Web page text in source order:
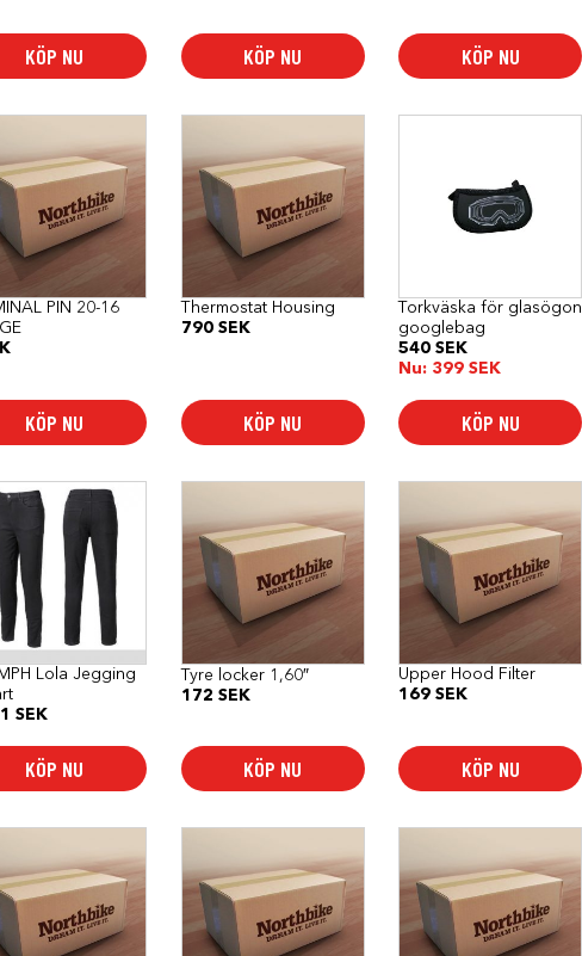
KÖP NU KÖP NU KÖP NU
PIN 20-16
KÖP NU
Thermostat Housing
790 SEK
KÖP NU
Torkväska för glasögon
googlebag
540SEK
Nu: 399SEK
KÖP NU
Lola Jegging
SEK
KÖP NU
Tyre locker 1,60″
172 SEK
KÖP NU
Upper Hood Filter
169SEK
KÖP NU